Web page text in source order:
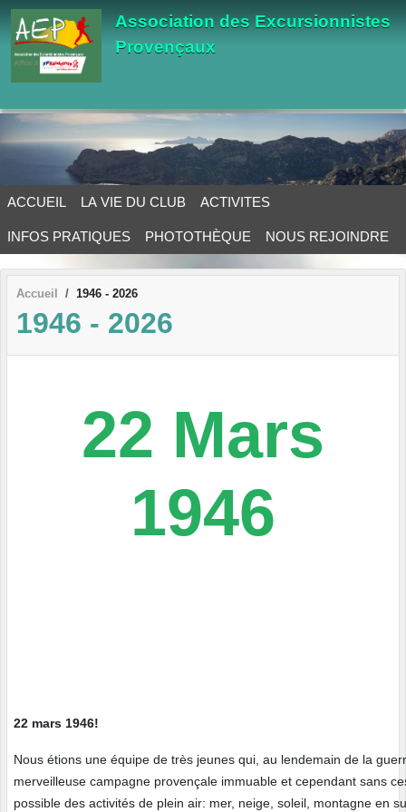
Association des Excursionnistes
Provençaux
ACCUEIL LA VIE DU CLUB ACTIVITES
INFOS PRATIQUES PHOTOTHÈQUE NOUS REJOINDRE
Accueil 1946 - 2026
1946 - 2026
22 Mars
1946
22 mars 1946!
Nous étions une équipe de très jeunes qui, au lendemain de la
merveilleuse campagne provençale immuable et cependant sans
possible des activités de plein air: mer, neige, soleil, montagne en
Panneau de gestion des cookies